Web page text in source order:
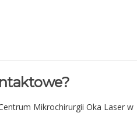
Mikrochirurgii Oka Laser w